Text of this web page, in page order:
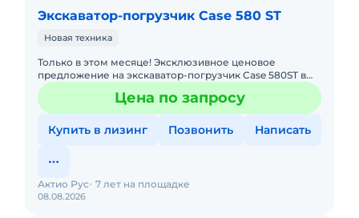
Экскаватор-погрузчик Case 580 ST
Новая техника
Только в этом месяце! Эксклюзивное ценовое
предложение на экскаватор-погрузчик Case 580ST в
партнерский лизинг! 7 990 000 руб (вместо 8 512 750
руб) Надежный,Цена по запросу
Купить в лизинг Позвонить Написать
08.08.2026
Актио Рус 7 лет на площадке